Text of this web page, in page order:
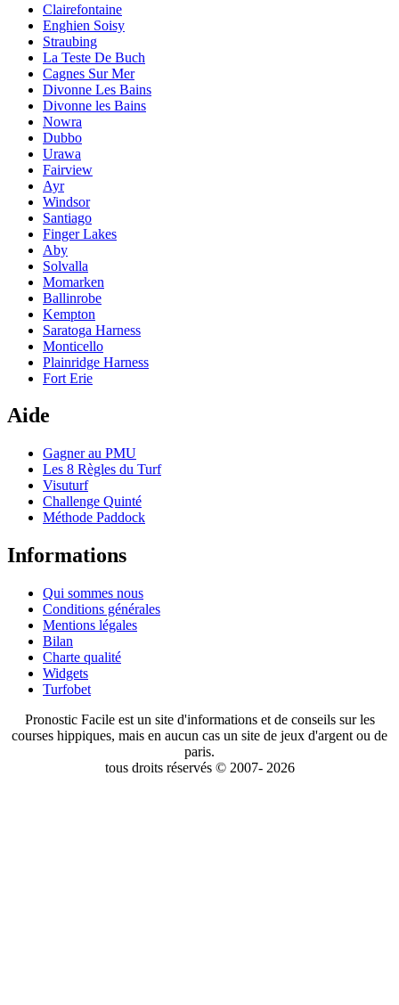
Clairefontaine
Enghien Soisy
Straubing
La Teste De Buch
Cagnes Sur Mer
Divonne Les Bains
Divonne les Bains
Nowra
Dubbo
Urawa
Fairview
Ayr
Windsor
Santiago
Finger Lakes
Aby
Solvalla
Momarken
Ballinrobe
Kempton
Saratoga Harness
Monticello
Plainridge Harness
Fort Erie
Aide
Gagner au PMU
Les 8 Règles du Turf
Visuturf
Challenge Quinté
Méthode Paddock
Informations
Qui sommes nous
Conditions générales
Mentions légales
Bilan
Charte qualité
Widgets
Turfobet
Pronostic Facile est un site d'informations et de conseils sur les
courses hippiques, mais en aucun cas un site de jeux d'argent ou de
paris.
tous droits réservés © 2007- 2026